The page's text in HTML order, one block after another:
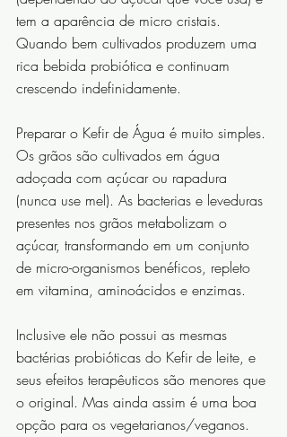
tem a aparência de micro cristais.
Quando bem cultivados produzem uma
rica bebida probiótica e continuam
crescendo indefinidamente.
Preparar o Kefir de Água é muito simples.
Os grãos são cultivados em água
adoçada com açúcar ou rapadura
(nunca use mel). As bacterias e leveduras
presentes nos grãos metabolizam o
açúcar, transformando em um conjunto
de micro-organismos benéficos, repleto
em vitamina, aminoácidos e enzimas.
Inclusive ele não possui as mesmas
bactérias probióticas do Kefir de leite, e
seus efeitos terapêuticos são menores que
o original. Mas ainda assim é uma boa
opção para os vegetarianos/veganos.